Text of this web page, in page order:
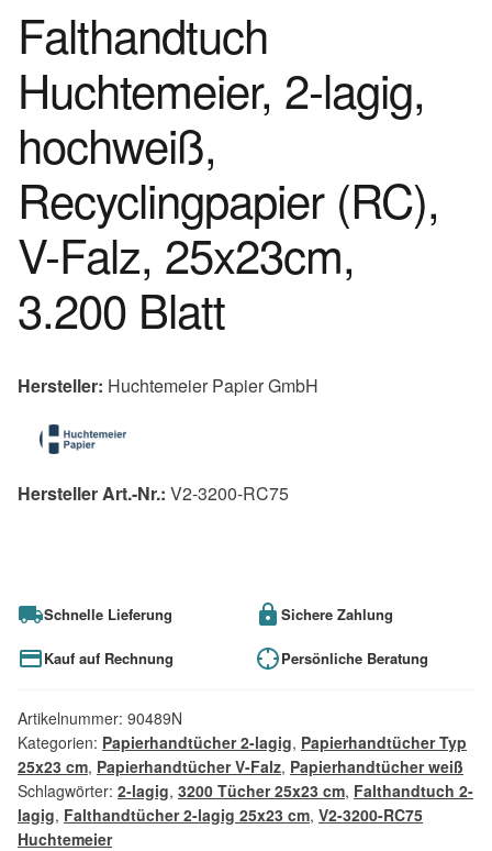
Falthandtuch
Huchtemeier, 2-lagig,
hochweiß,
Recyclingpapier (RC),
V-Falz, 25x23cm,
3.200 Blatt
Hersteller: Huchtemeier Papier GmbH
Hersteller Art.-Nr.: V2-3200-RC75
Schnelle Lieferung Sichere Zahlung
Kauf auf Rechnung Persönliche Beratung
Artikelnummer: 90489N
Kategorien: Papierhandtücher 2-lagig, Papierhandtücher Typ
25x23 cm, Papierhandtücher V-Falz, Papierhandtücher weiß
Schlagwörter: 2-lagig, 3200 Tücher 25x23 cm, Falthandtuch 2-
lagig, Falthandtücher 2-lagig 25x23 cm, V2-3200-RC75
Huchtemeier